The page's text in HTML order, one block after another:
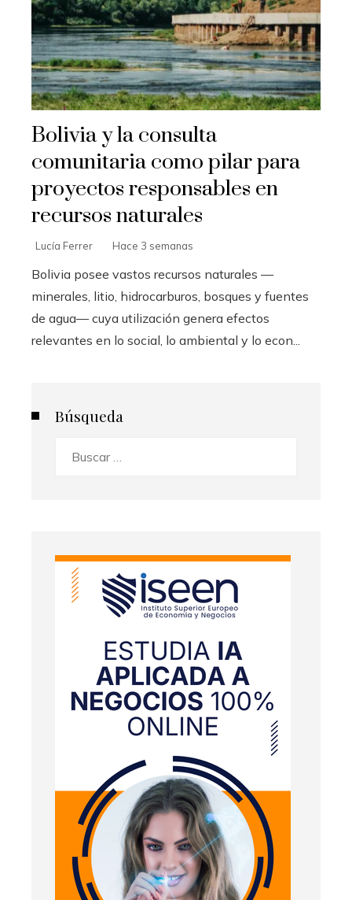
Bolivia y la consulta
comunitaria como pilar para
proyectos responsables en
recursos naturales
Lucía Ferrer Hace 3 semanas
Bolivia posee vastos recursos naturales —
minerales, litio, hidrocarburos, bosques y fuentes
de agua— cuya utilización genera efectos
relevantes en lo social, lo ambiental y lo econ...
Búsqueda